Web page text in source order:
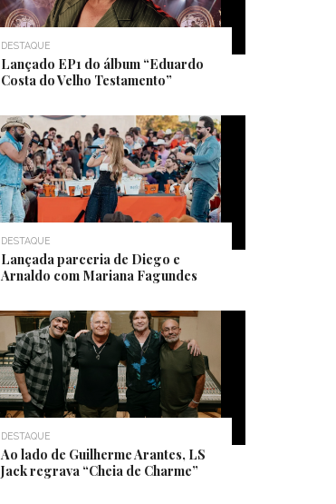
DESTAQUE
Lançado EP1 do álbum “Eduardo
Costa do Velho Testamento”
DESTAQUE
Lançada parceria de Diego e
Arnaldo com Mariana Fagundes
DESTAQUE
Ao lado de Guilherme Arantes, LS
Jack regrava “Cheia de Charme”